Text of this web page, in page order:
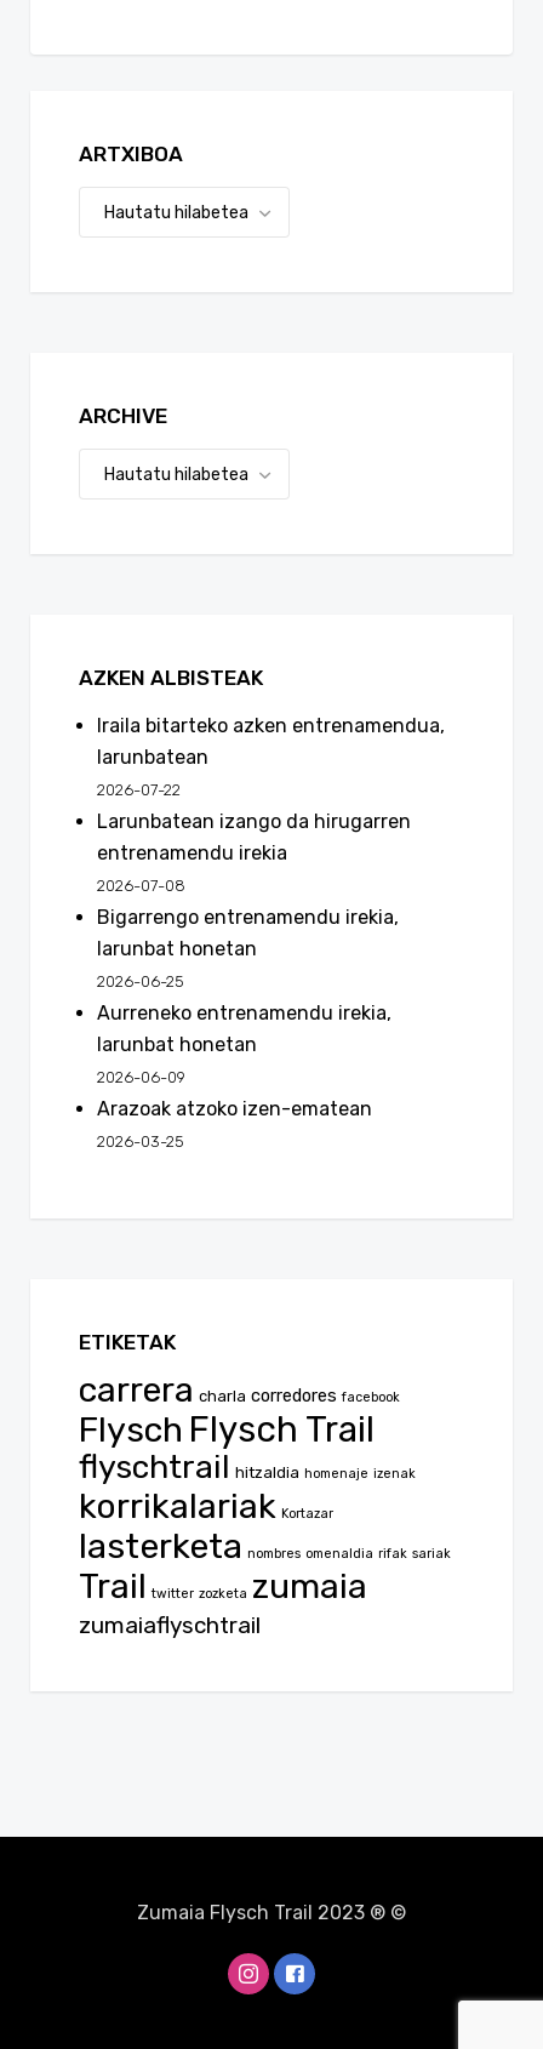
ARTXIBOA
ARCHIVE
AZKEN ALBISTEAK
Iraila bitarteko azken entrenamendua,
larunbatean
2026-07-22
Larunbatean izango da hirugarren
entrenamendu irekia
2026-07-08
Bigarrengo entrenamendu irekia,
larunbat honetan
2026-06-25
Aurreneko entrenamendu irekia,
larunbat honetan
2026-06-09
Arazoak atzoko izen-ematean
2026-03-25
ETIKETAK
carrera charla corredores facebook
Flysch Flysch Trail
flyschtrail hitzaldia homenaje izenak
korrikalariak Kortazar
lasterketa nombres omenaldia rifak sariak
Trail twitter zozketa zumaia
zumaiaflyschtrail
Zumaia Flysch Trail 2023 ® ©